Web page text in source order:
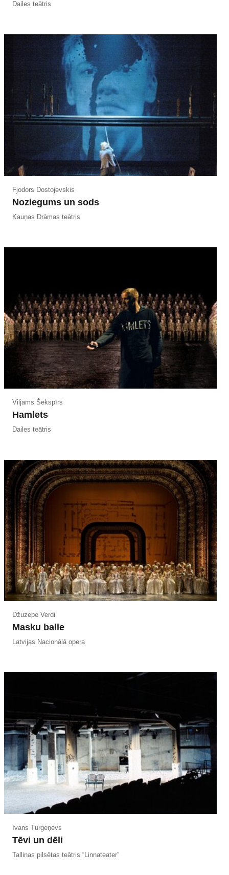
Dailes teātris
Fjodors Dostojevskis
Noziegums un sods
Kauņas Drāmas teātris
Viljams Šekspīrs
Hamlets
Dailes teātris
Džuzepe Verdi
Masku balle
Latvijas Nacionālā opera
Ivans Turgeņevs
Tēvi un dēli
Tallinas pilsētas teātris “Linnateater”